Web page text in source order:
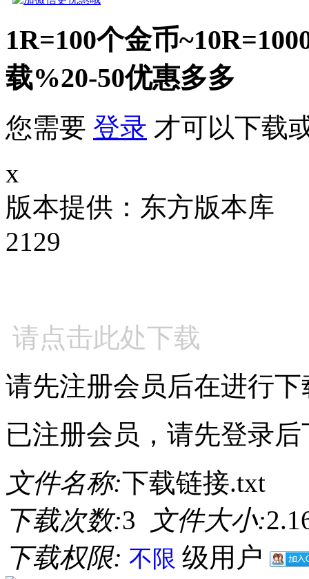
1R=100个金币
载%20-50优惠多多
您需要 登录 才可以下载
x
版本提供：东方版本
2129
请点击此处下载
请先注册会员后在进行下
已注册会员，请先登录后
文件名称:下载链接.txt
下载次数:3 文件大小:
下载权限: 不限 级用户